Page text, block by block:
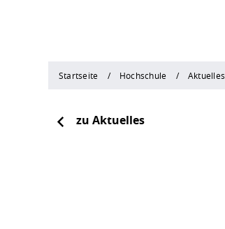
Startseite Hochschule Aktuelles
zu Aktuelles